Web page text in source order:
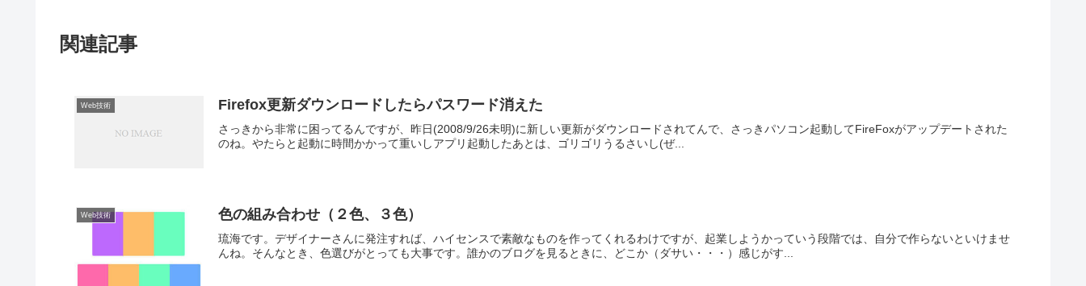
関連記事
Web技術 Firefox更新ダウンロードしたらパスワード消えた
さっきから非常に困ってるんですが、昨日(2008/9/26未明)に新しい更新がダウンロードされてんで、さっきパソコン起動してFireFoxがアップデートされた
のね。やたらと起動に時間かかって重いしアプリ起動したあとは、ゴリゴリうるさいし(ぜ...
Web技術 色の組み合わせ（２色、３色）
琉海です。デザイナーさんに発注すれば、ハイセンスで素敵なものを作ってくれるわけですが、起業しようかっていう段階では、自分で作らないといけませ
んね。そんなとき、色選びがとっても大事です。誰かのブログを見るときに、どこか（ダサい・・・）感じがす...